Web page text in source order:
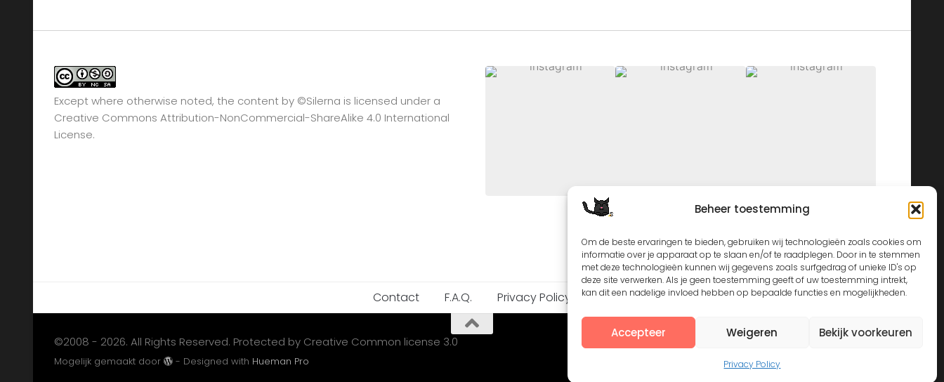
Beheer toestemming
Om de beste ervaringen te bieden, gebruiken wij technologieën zoals cookies om
informatie over je apparaat op te slaan en/of te raadplegen. Door in te stemmen
met deze technologieën kunnen wij gegevens zoals surfgedrag of unieke ID's op
deze site verwerken. Als je geen toestemming geeft of uw toestemming intrekt,
kan dit een nadelige invloed hebben op bepaalde functies en mogelijkheden.
Accepteer Weigeren Bekijk voorkeuren
Privacy Policy
Except where otherwise noted, the content by ©Silerna is licensed under a
Creative Commons Attribution-NonCommercial-ShareAlike 4.0 International
License.
Contact F.A.Q. Privacy Policy
©2008 - 2026. All Rights Reserved. Protected by Creative Common license 3.0
Mogelijk gemaakt door - Designed with Hueman Pro